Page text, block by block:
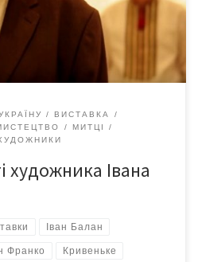
митця. Також представлені
або ілюстровані Іваном
ВИСТАВКА
МИТЦІ
художника Івана
Іван Балан
Франко Кривеньке